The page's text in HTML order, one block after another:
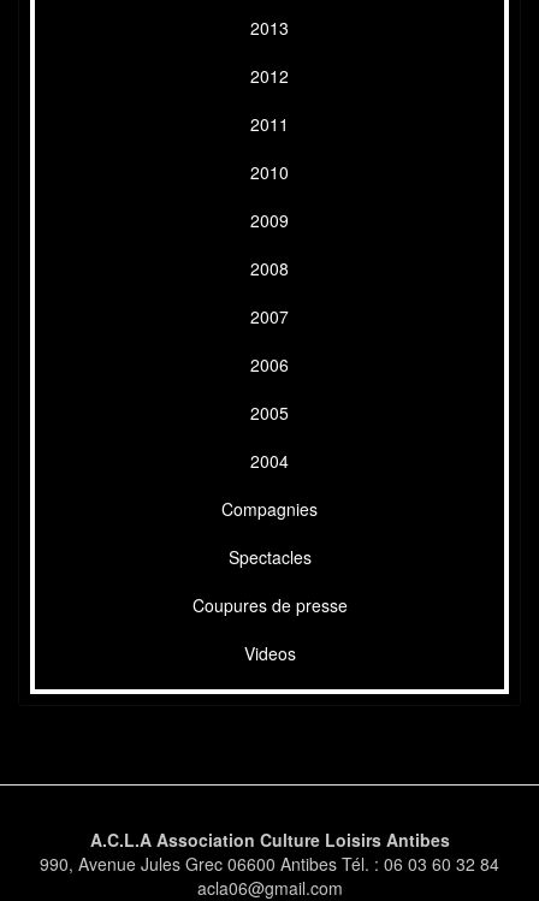
2013
2012
2011
2010
2009
2008
2007
2006
2005
2004
Compagnies
Spectacles
Coupures de presse
Videos
A.C.L.A Association Culture Loisirs Antibes
990, Avenue Jules Grec 06600 Antibes Tél. : 06 03 60 32 84
acla06@gmail.com